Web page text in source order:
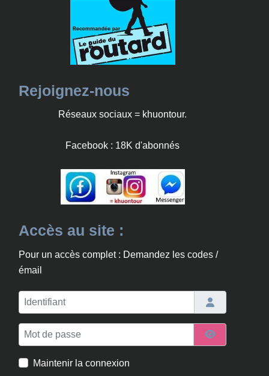
Rejoignez-nous
Réseaux sociaux = khuontour.
Facebook : 18K d'abonnés
Accès au site :
Pour un accès complet : Demandez les codes /
émail
Identifiant
Mot de passe
Afficher le
Maintenir la connexion